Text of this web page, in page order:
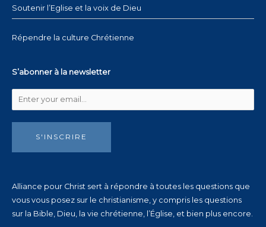
Soutenir l’Eglise et la voix de Dieu
Répendre la culture Chrétienne
S’abonner à la newsletter
S'INSCRIRE
Alliance pour Christ sert à répondre à toutes les questions que
vous vous posez sur le christianisme, y compris les questions
sur la Bible, Dieu, la vie chrétienne, l’Église, et bien plus encore.